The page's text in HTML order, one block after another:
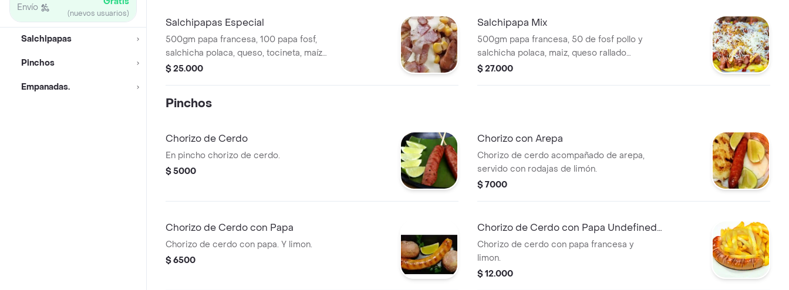
Envío
(nuevos usuarios)
Salchipapas
Pinchos
Empanadas.
Salchipapas Especial
500gm papa francesa, 100 papa fosf,
salchicha polaca, queso, tocineta, maíz
crema de queso.
$ 25.000
Salchipapa Mix
500gm papa francesa, 50 de fosf pollo y
salchicha polaca, maiz, queso rallado
salsas de la casa.
$ 27.000
Pinchos
Chorizo de Cerdo
En pincho chorizo de cerdo.
$ 5000
Chorizo con Arepa
Chorizo de cerdo acompañado de arepa,
servido con rodajas de limón.
$ 7000
Chorizo de Cerdo con Papa
Chorizo de cerdo con papa. Y limon.
$ 6500
Chorizo de Cerdo con Papa Undefined
Francesa
Chorizo de cerdo con papa francesa y
limon.
$ 12.000